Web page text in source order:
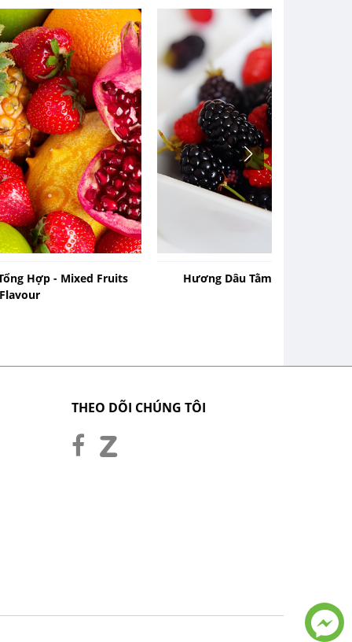
Hợp - Mixed Fruits
Flavour
Hương Dâu Tằm - Mulberry
THEO DÕI CHÚNG TÔI